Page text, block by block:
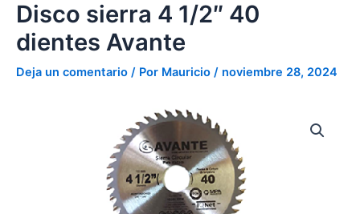
contenido
Disco sierra 4 1/2″ 40
dientes Avante
Deja un comentario / Por Mauricio / noviembre 28, 2024
1/2"
40
dientes
Avante
cantidad